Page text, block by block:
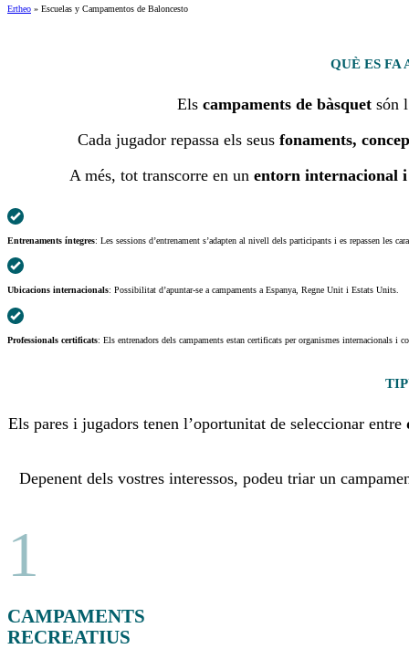
Ertheo » Escuelas y Campamentos de Baloncesto
QUÈ ES FA
Els campaments de bàsquetsón
Cada jugador repassa els seus fonaments,
A més, tot transcorre en un entorn internacional
Entrenaments íntegres: Les sessions d’entrenament s’adapten al nivell dels participants i es repassen les
Ubicacions internacionals: Possibilitat d’apuntar-se a campaments a Espanya, Regne Unit i Estats Units.
Professionals certificats: Els entrenadors dels campaments estan certificats per organismes internacionals i
Els pares i jugadors tenen l’oportunitat de seleccionar entre
Depenent dels vostres interessos, podeu triar un
1
CAMPAMENTS
RECREATIUS